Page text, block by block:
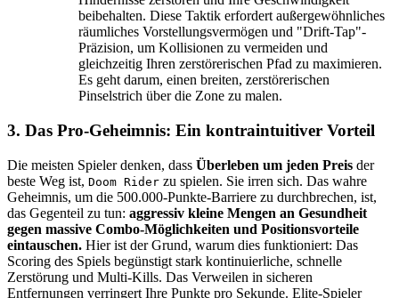
beibehalten. Diese Taktik erfordert außergewöhnliches
räumliches Vorstellungsvermögen und "Drift-Tap"-
Präzision, um Kollisionen zu vermeiden und
gleichzeitig Ihren zerstörerischen Pfad zu maximieren.
Es geht darum, einen breiten, zerstörerischen
Pinselstrich über die Zone zu malen.
3. Das Pro-Geheimnis: Ein kontraintuitiver Vorteil
Die meisten Spieler denken, dass Überleben um jeden Preis der
beste Weg ist, Doom Rider zu spielen. Sie irren sich. Das wahre
Geheimnis, um die 500.000-Punkte-Barriere zu durchbrechen, ist,
das Gegenteil zu tun: aggressiv kleine Mengen an Gesundheit
gegen massive Combo-Möglichkeiten und Positionsvorteile
eintauschen. Hier ist der Grund, warum dies funktioniert: Das
Scoring des Spiels begünstigt stark kontinuierliche, schnelle
Zerstörung und Multi-Kills. Das Verweilen in sicheren
Entfernungen verringert Ihre Punkte pro Sekunde. Elite-Spieler